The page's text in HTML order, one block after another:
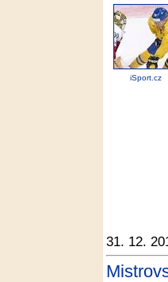
iSport.cz
31. 12.